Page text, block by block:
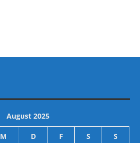
August 2025
M D F S S